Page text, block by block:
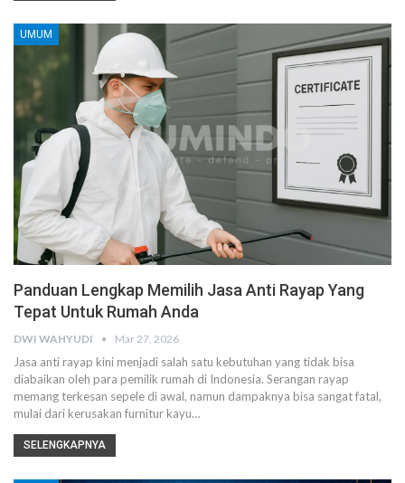
UMUM
Panduan Lengkap Memilih Jasa Anti Rayap Yang
Tepat Untuk Rumah Anda
DWI WAHYUDI Mar 27, 2026
Jasa anti rayap kini menjadi salah satu kebutuhan yang tidak bisa
diabaikan oleh para pemilik rumah di Indonesia. Serangan rayap
memang terkesan sepele di awal, namun dampaknya bisa sangat fatal,
mulai dari kerusakan furnitur kayu…
SELENGKAPNYA